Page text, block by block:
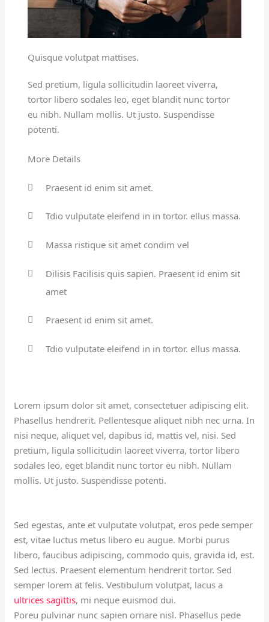
Quisque volutpat mattises.
Sed pretium, ligula sollicitudin laoreet viverra,
tortor libero sodales leo, eget blandit nunc tortor
eu nibh. Nullam mollis. Ut justo. Suspendisse
potenti.
More Details
Praesent id enim sit amet.
Tdio vulputate eleifend in in tortor. ellus massa.
Massa ristique sit amet condim vel
Dilisis Facilisis quis sapien. Praesent id enim sit
amet
Praesent id enim sit amet.
Tdio vulputate eleifend in in tortor. ellus massa.
Lorem ipsum dolor sit amet, consectetuer adipiscing elit.
Phasellus hendrerit. Pellentesque aliquet nibh nec urna. In
nisi neque, aliquet vel, dapibus id, mattis vel, nisi. Sed
pretium, ligula sollicitudin laoreet viverra, tortor libero
sodales leo, eget blandit nunc tortor eu nibh. Nullam
mollis. Ut justo. Suspendisse potenti.
Sed egestas, ante et vulputate volutpat, eros pede semper
est, vitae luctus metus libero eu augue. Morbi purus
libero, faucibus adipiscing, commodo quis, gravida id, est.
Sed lectus. Praesent elementum hendrerit tortor. Sed
semper lorem at felis. Vestibulum volutpat, lacus a
ultrices sagittis, mi neque euismod dui.
Poreu pulvinar nunc sapien ornare nisl. Phasellus pede